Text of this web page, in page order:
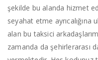
şekilde bu alanda hizmet
seyahat etme ayrıcalığına
alan bu taksici
zamanda da şehirlerarası